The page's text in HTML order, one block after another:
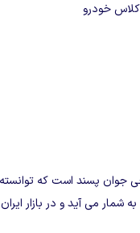
خودرو
جوان‌ پسند است که
می‌ آید و در بازار ایران